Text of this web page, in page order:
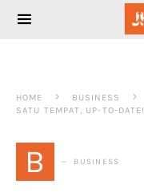
SEARCH FOR:
HOME BUSINESS
SATU TEMPAT, UP-TO-DATE!
B BUSINESS